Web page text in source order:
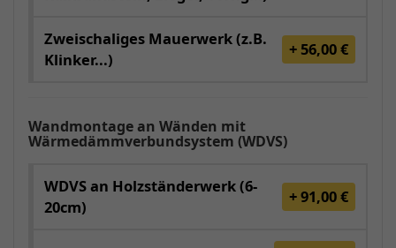
Zweischaliges Mauerwerk (z.B.
Klinker...)
+ 56,00 €
Wandmontage an Wänden mit
Wärmedämmverbundsystem (WDVS)
WDVS an Holzständerwerk (6-
20cm)
+ 91,00 €